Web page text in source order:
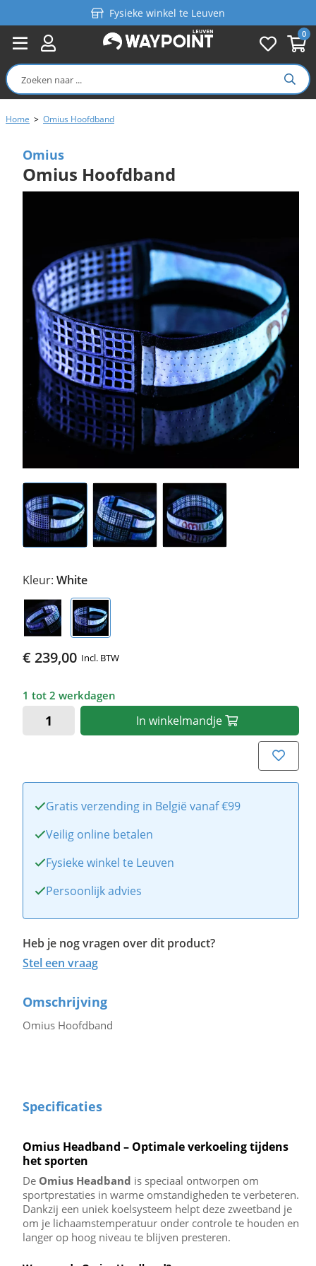
0
Fysieke winkel te Leuven
Persoonlijk advies
Gratis verzending in België vanaf €99
Home > Omius Hoofdband
Omius
Omius Hoofdband
Kleur: White
€ 239,00 Incl. BTW
1 tot 2 werkdagen
In winkelmandje
Gratis verzending in België vanaf €99
Veilig online betalen
Fysieke winkel te Leuven
Persoonlijk advies
Heb je nog vragen over dit product?
Stel een vraag
Omschrijving
Omius Hoofdband
Specificaties
Omius Headband – Optimale verkoeling tijdens
het sporten
De Omius Headband is speciaal ontworpen om
sportprestaties in warme omstandigheden te verbeteren.
Dankzij een uniek koelsysteem helpt deze zweetband je
om je lichaamstemperatuur onder controle te houden en
langer op hoog niveau te blijven presteren.